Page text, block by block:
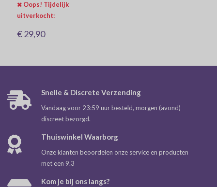
Oops! Tijdelijk
uitverkocht:
€ 29,90
Snelle & Discrete Verzending
Vandaag voor 23:59 uur besteld, morgen (avond)
discreet bezorgd.
Thuiswinkel Waarborg
Onze klanten beoordelen onze service en producten
met een 9.3
Kom je bij ons langs?